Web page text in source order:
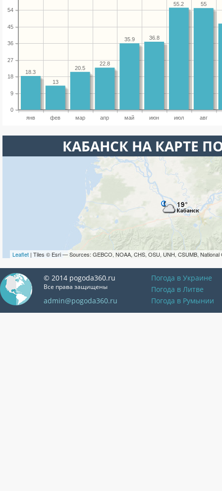
янв фев мар апр май июн июл авг
0
9
18
27
36
45
54
55
55.2
36.8
35.9
22.8
20.5
13
18.3
КАБАНСК НА КАРТЕ
Leaflet | Tiles © Esri — Sources: GEBCO, NOAA, CHS, OSU, UNH, CSUMB, National
© 2014 pogoda360.ru
Все права защищены
admin@pogoda360.ru
Погода в Украине
Погода в Литве
Погода в Румынии